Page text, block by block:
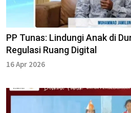
PP Tunas: Lindungi Anak di
Regulasi Ruang Digital
16 Apr 2026